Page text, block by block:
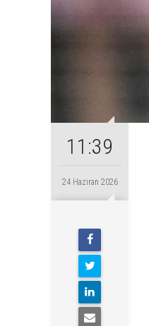
11:39
24 Haziran 2026